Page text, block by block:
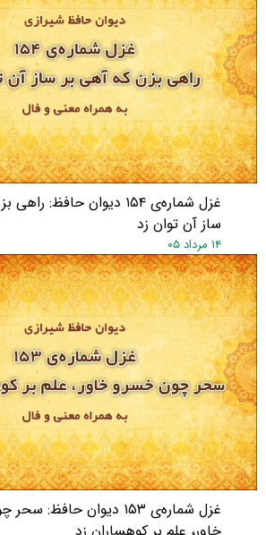
غزل شماره‌ی ۱۵۴ دیوان حافظ:
ساز آن توان زد
۱۴ مرداد ۰۵
غزل شماره‌ی ۱۵۳ دیوان